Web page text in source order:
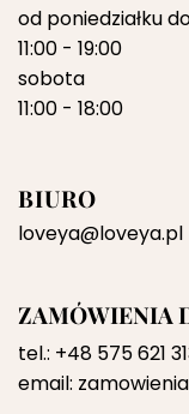
od poniedziałku
11:00 - 19:00
sobota
11:00 - 18:00
BIURO
loveya@loveya.pl
ZAMÓWIENIA
tel.: +48 575 621
email: